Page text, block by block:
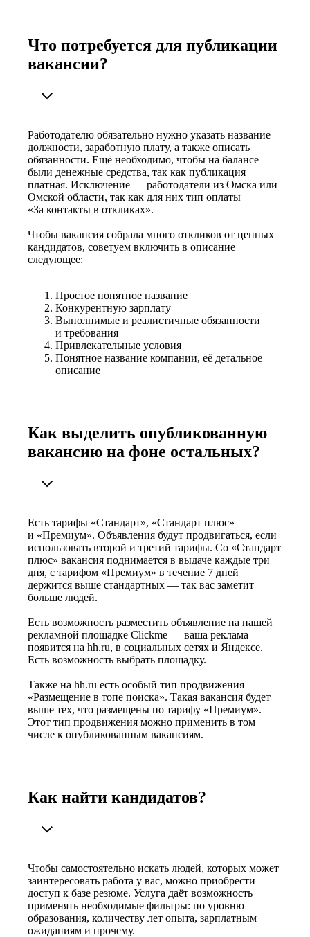
Что потребуется для публикации
вакансии?
Работодателю обязательно нужно указать название
должности, заработную плату, а также описать
обязанности. Ещё необходимо, чтобы на балансе
были денежные средства, так как публикация
платная. Исключение — работодатели из Омска или
Омской области, так как для них тип оплаты
«За контакты в откликах».
Чтобы вакансия собрала много откликов от ценных
кандидатов, советуем включить в описание
следующее:
Простое понятное название
Конкурентную зарплату
Выполнимые и реалистичные обязанности
и требования
Привлекательные условия
Понятное название компании, её детальное
описание
Как выделить опубликованную
вакансию на фоне остальных?
Есть тарифы «Стандарт», «Стандарт плюс»
и «Премиум». Объявления будут продвигаться, если
использовать второй и третий тарифы. Со «Стандарт
плюс» вакансия поднимается в выдаче каждые три
дня, с тарифом «Премиум» в течение 7 дней
держится выше стандартных — так вас заметит
больше людей.
Есть возможность разместить объявление на нашей
рекламной площадке Clickme — ваша реклама
появится на hh.ru, в социальных сетях и Яндексе.
Есть возможность выбрать площадку.
Также на hh.ru есть особый тип продвижения —
«Размещение в топе поиска». Такая вакансия будет
выше тех, что размещены по тарифу «Премиум».
Этот тип продвижения можно применить в том
числе к опубликованным вакансиям.
Как найти кандидатов?
Чтобы самостоятельно искать людей, которых может
заинтересовать работа у вас, можно приобрести
доступ к базе резюме. Услуга даёт возможность
применять необходимые фильтры: по уровню
образования, количеству лет опыта, зарплатным
ожиданиям и прочему.